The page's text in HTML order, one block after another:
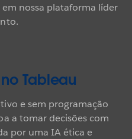
nossa plataforma líder
Tableau
e sem programação
a tomar decisões com
por uma IA ética e